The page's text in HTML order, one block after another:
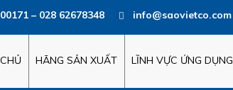
– 028 62678348 info@saovietco.com
HÃNG SẢN XUẤT LĨNH VỰC ỨNG DỤNG